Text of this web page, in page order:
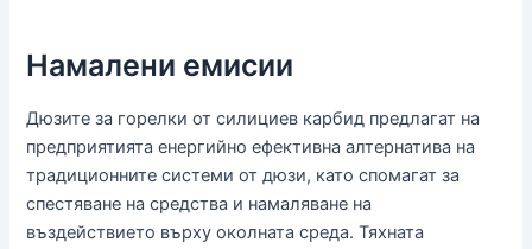
Намалени емисии
Дюзите за горелки от силициев карбид предлагат на
предприятията енергийно ефективна алтернатива на
традиционните системи от дюзи, като спомагат за
спестяване на средства и намаляване на
въздействието върху околната среда. Тяхната